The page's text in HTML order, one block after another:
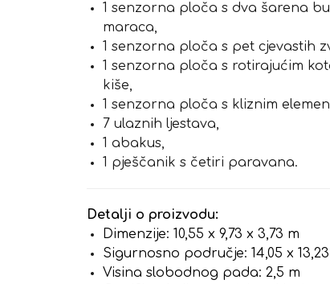
1 senzorna ploča s dva šarena
maraca,
1 senzorna ploča s pet cjevastih
1 senzorna ploča s rotirajućim
kiše,
1 senzorna ploča s kliznim
7 ulaznih ljestava,
1 abakus,
1 pješčanik s četiri paravana.
Detalji o proizvodu:
Dimenzije: 10,55 x 9,73 x 3,73 m
Sigurnosno područje: 14,05 x
Visina slobodnog pada: 2,5 m